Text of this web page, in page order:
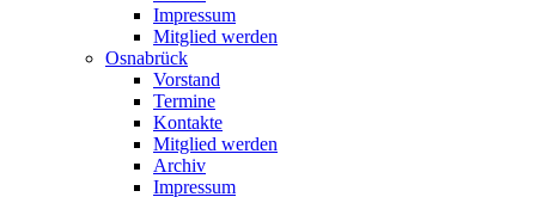
Impressum
Mitglied werden
Osnabrück
Vorstand
Termine
Kontakte
Mitglied werden
Archiv
Impressum